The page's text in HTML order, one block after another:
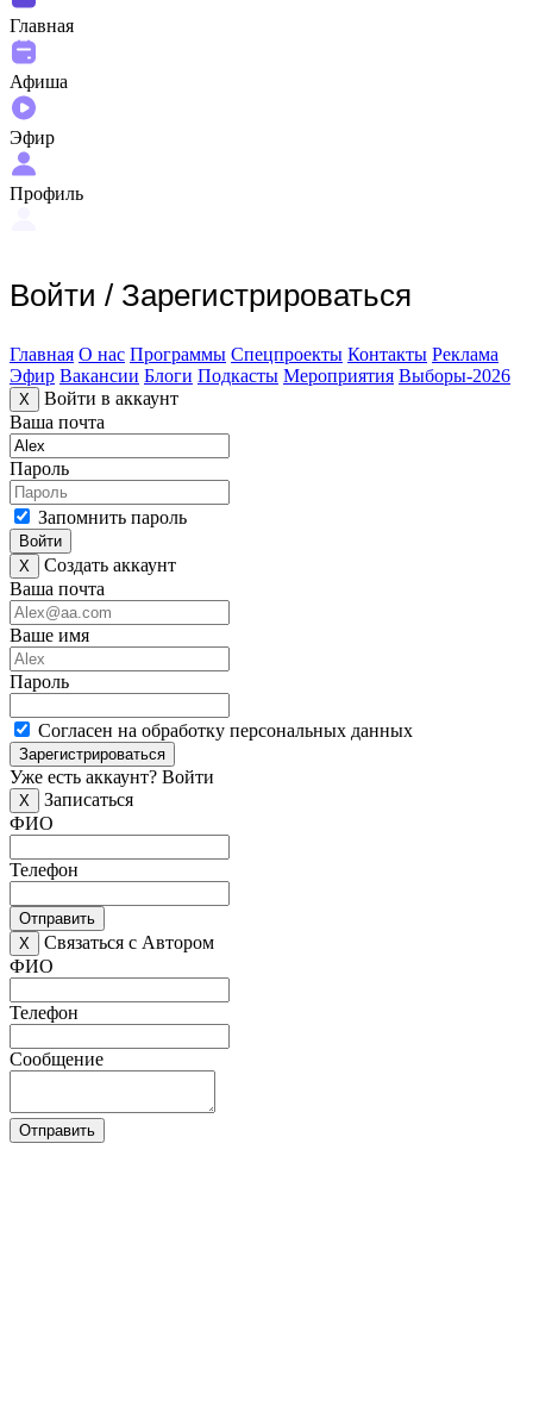
Главная
Афиша
Эфир
Профиль
Войти / Зарегистрироваться
Главная О нас Программы Спецпроекты Контакты Реклама
Эфир Вакансии Блоги Подкасты Мероприятия Выборы-2026
X
Войти в аккаунт
Ваша почта
Пароль
Запомнить пароль
Войти
X
Создать аккаунт
Ваша почта
Ваше имя
Пароль
Согласен на обработку персональных данных
Зарегистрироваться
Уже есть аккаунт? Войти
X
Записаться
ФИО
Телефон
Отправить
X
Связаться с Автором
ФИО
Телефон
Сообщение
Отправить